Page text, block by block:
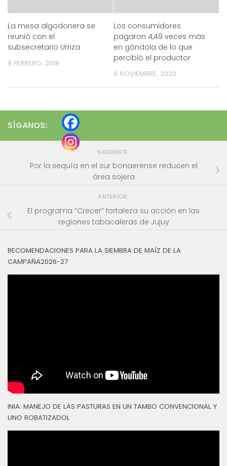
La mesa algodonera se
reunió con el
subsecretario Urriza
9 FEBRERO, 2018
Los consumidores
pagaron 4,49 veces más
en góndola de lo que
percibió el productor
9 NOVIEMBRE, 2020
SÍGANOS:
SIGUIENTE
Por la sequía en el sur bonaerense reducen el
área sojera
ANTERIOR
El programa “Crecer” fortaleza su acción en las
regiones tabacaleras de Jujuy
RECOMENDACIONES PARA LA SIEMBRA DE MAÍZ DE LA
CAMPAÑA2026-27
INIA: MANEJO DE LAS PASTURAS EN UN TAMBO CONVENCIONAL Y
UNO ROBATIZADOL